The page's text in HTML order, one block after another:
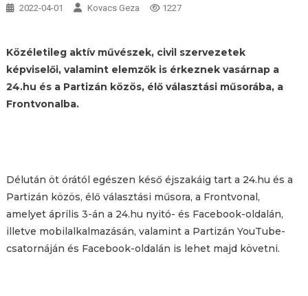
2022-04-01 Kovacs Geza 1227
Közéletileg aktív művészek, civil szervezetek
képviselői, valamint elemzők is érkeznek vasárnap a
24.hu és a Partizán közös, élő választási műsorába, a
Frontvonalba.
Délután öt órától egészen késő éjszakáig tart a 24.hu és a
Partizán közös, élő választási műsora, a Frontvonal,
amelyet április 3-án a 24.hu nyitó- és Facebook-oldalán,
illetve mobilalkalmazásán, valamint a Partizán YouTube-
csatornáján és Facebook-oldalán is lehet majd követni.